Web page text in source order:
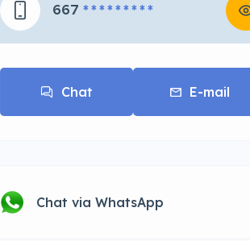
667 * * * * * * * * *
Chat E-mail
Chat via WhatsApp